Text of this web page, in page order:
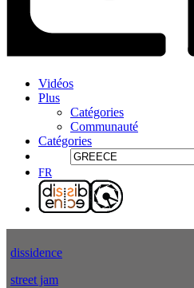
Vidéos
Plus
Catégories
Communauté
Catégories
FR
dissidence
street jam